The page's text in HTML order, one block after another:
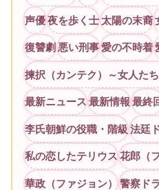
声優 夜を歩く士 太陽の末裔
復讐劇 悪い刑事 愛の不時着
揀択（カンテク）～女人た
最新ニュース 最新情報 最終
李氏朝鮮の役職・階級 法廷
私の恋したテリウス 花郎（
華政（ファジョン） 警察ド